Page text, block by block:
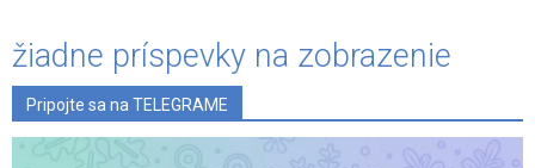
žiadne príspevky na zobrazenie
Pripojte sa na TELEGRAME